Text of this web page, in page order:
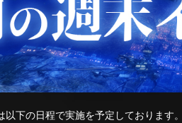
下の日程で実施を予定しております。